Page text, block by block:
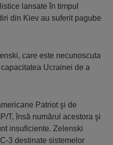
lansate în timpul
din Kiev au suferit pagube
care este necunoscuta
Ucrainei de a
Patriot şi de
T, însă numărul acestora şi
insuficiente. Zelenski
3 destinate sistemelor